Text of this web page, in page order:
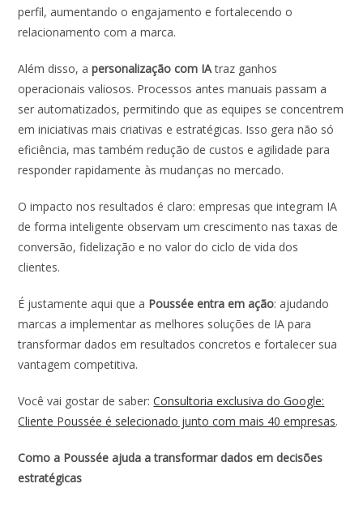
perfil, aumentando o engajamento e fortalecendo o
relacionamento com a marca.
Além disso, apersonalização com IAtraz ganhos
operacionais valiosos. Processos antes manuais passam a
ser automatizados, permitindo que as equipes se concentrem
em iniciativas mais criativas e estratégicas. Isso gera não só
eficiência, mas também redução de custos e agilidade para
responder rapidamente às mudanças no mercado.
O impacto nos resultados é claro: empresas que integram IA
de forma inteligente observam um crescimento nas taxas de
conversão, fidelização e no valor do ciclo de vida dos
clientes.
É justamente aqui que a Poussée entra em ação: ajudando
marcas a implementar as melhores soluções de IA para
transformar dados em resultados concretos e fortalecer sua
vantagem competitiva.
Você vai gostar de saber:Consultoria exclusiva do Google:
Cliente Poussée é selecionado junto com mais 40 empresas.
Como a Poussée ajuda a transformar dados em decisões
estratégicas